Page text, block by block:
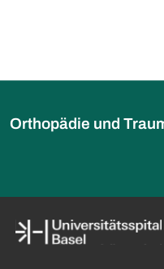
Orthopädie und